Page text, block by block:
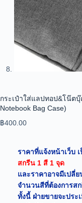
กระเป๋าใส่แลปทอป&โน๊ต
Notebook Bag Case)
฿400.00
ราคาที่แจ้งหน้าเว็บ
สกรีน 1 สี 1 จุด
และราคาอาจมีเปลี่
จำนวนสีที่ต้องการส
ทั้งนี้ ฝ่ายขายจะประ